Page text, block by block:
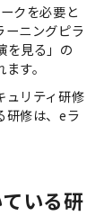
クを必要と
ーニングピラ
を見る」の
す。
ュリティ研修
研修は、eラ
いる研